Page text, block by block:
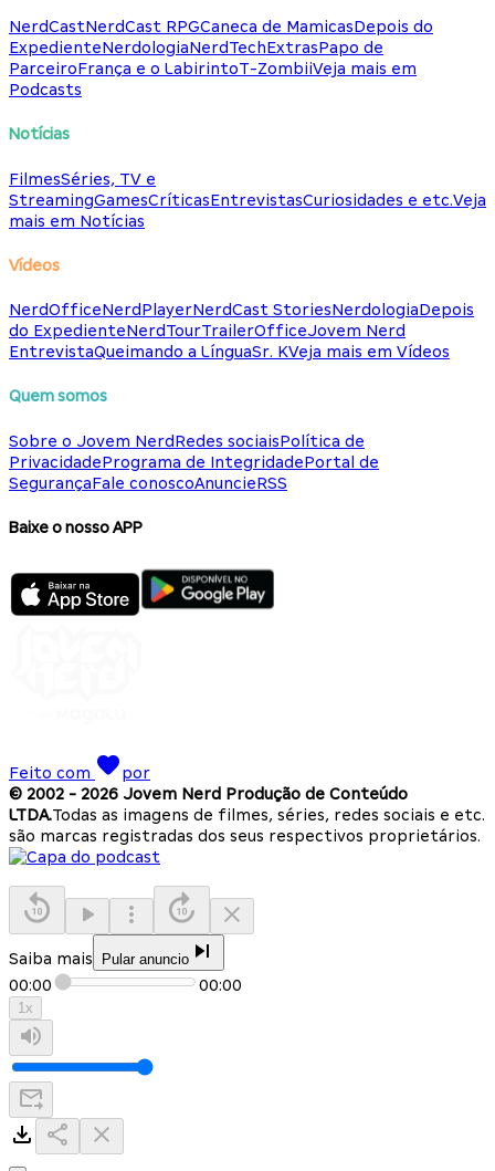
NerdCastNerdCast RPGCaneca de MamicasDepois do
ExpedienteNerdologiaNerdTechExtrasPapo de
ParceiroFrança e o LabirintoT-ZombiiVeja mais em
Podcasts
Notícias
FilmesSéries, TV e
StreamingGamesCríticasEntrevistasCuriosidades e etc.Veja
mais em Notícias
Vídeos
NerdOfficeNerdPlayerNerdCast StoriesNerdologiaDepois
do ExpedienteNerdTourTrailerOfficeJovem Nerd
EntrevistaQueimando a LínguaSr. KVeja mais em Vídeos
Quem somos
Sobre o Jovem NerdRedes sociaisPolítica de
PrivacidadePrograma de IntegridadePortal de
SegurançaFale conoscoAnuncieRSS
Baixe o nosso APP
Feito com
por
© 2002 - 2026 Jovem Nerd Produção de Conteúdo
LTDA.Todas as imagens de filmes, séries, redes sociais e etc.
são marcas registradas dos seus respectivos proprietários.
Saiba mais Pular anuncio
00:00 00:00
1x